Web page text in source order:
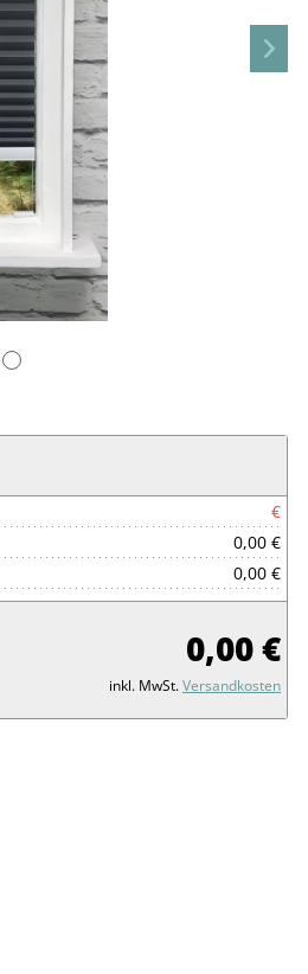
€
0,00 €
0,00 €
0,00 €
inkl. MwSt.Versandkosten